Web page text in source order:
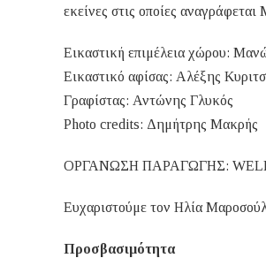
εκείνες στις οποίες αναγράφεται
Εικαστική επιμέλεια χώρου:
Εικαστικό αφίσας: Αλέξης
Γραφίστας: Αντώνης Γλυκός
Photo credits: Δημήτρης Μακρής
ΟΡΓΑΝΩΣΗ ΠΑΡΑΓΩΓΗΣ:
Ευχαριστούμε τον Ηλία
Προσβασιμότητα